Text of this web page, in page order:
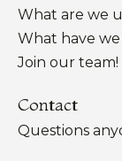
What are we
What have
Join our team!
Contact
Questions